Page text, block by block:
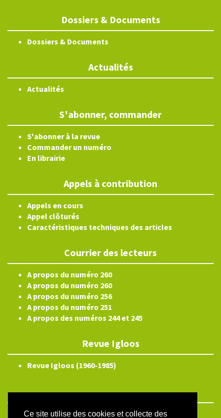
Ce site utilise des cookies et collecte des
Dossiers & Documents
Dossiers & Documents
Actualités
Actualités
S'abonner, commander
S'abonner à la revue
Commander un numéro
En librairie
Appels à contribution
Appels en cours
Appel clôturés
Caractéristiques techniques des articles
Courrier des lecteurs
A propos du numéro 260
A propos du numéro 260
A propos du numéro 256
A propos du numéro 251
A propos des numéros 244 et 245
Revue Igloos
Revue Igloos (1960-1985)